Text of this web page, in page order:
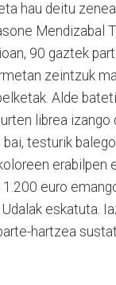
hau deitu
Mendizabal
90 gaztek
zeintzuk
Alde
librea izango
testurik
erabilpen
euro
eskatuta.
hartzea